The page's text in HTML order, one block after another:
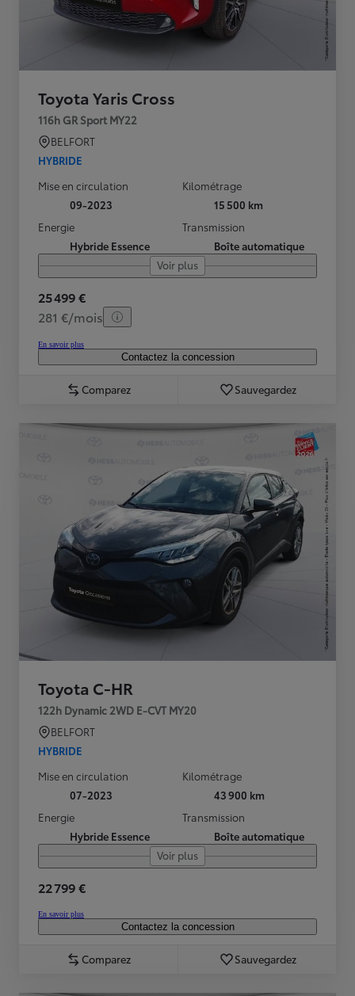
Toyota Yaris Cross
116h GR Sport MY22
BELFORT
HYBRIDE
Mise en circulation
09-2023
Kilométrage
15 500 km
Energie
Hybride Essence
Transmission
Boîte automatique
Voir plus
25 499 €
281 €/mois
En savoir plus
Contactez la concession
Comparez Sauvegardez
Toyota C-HR
122h Dynamic 2WD E-CVT MY20
BELFORT
HYBRIDE
Mise en circulation
07-2023
Kilométrage
43 900 km
Energie
Hybride Essence
Transmission
Boîte automatique
Voir plus
22 799 €
En savoir plus
Contactez la concession
Comparez Sauvegardez